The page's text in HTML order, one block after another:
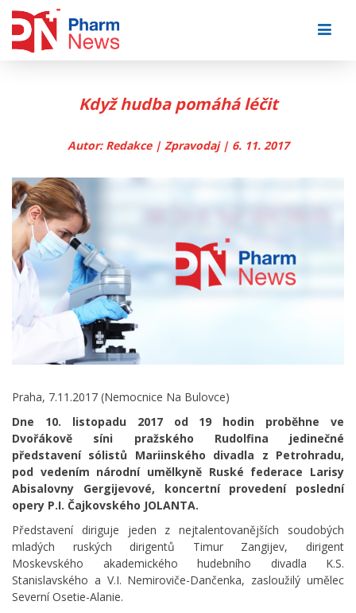
Když hudba pomáhá léčit
Autor: Redakce | Zpravodaj | 6. 11. 2017
Praha, 7.11.2017 (Nemocnice Na Bulovce)
Dne 10. listopadu 2017 od 19 hodin proběhne ve
Dvořákově síni pražského Rudolfina jedinečné
představení sólistů Mariinského divadla z Petrohradu,
pod vedením národní umělkyně Ruské federace Larisy
Abisalovny Gergijevové, koncertní provedení poslední
opery P.I. Čajkovského JOLANTA.
Představení diriguje jeden z nejtalentovanějších soudobých
mladých ruských dirigentů Timur Zangijev, dirigent
Moskevského akademického hudebního divadla K.S.
Stanislavského a V.I. Nemiroviče-Dančenka, zasloužilý umělec
Severní Osetie-Alanie.